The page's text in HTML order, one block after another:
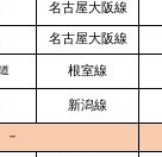
名古屋大阪線
名古屋大阪線
根室線
新潟線
－